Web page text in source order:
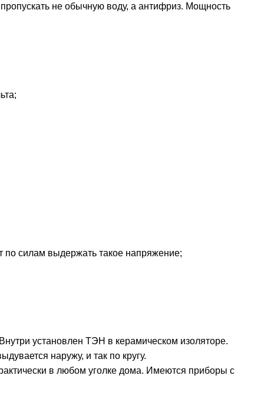
не обычную воду, а антифриз. Мощность
по силам выдержать такое напряжение;
установлен ТЭН в керамическом изоляторе.
наружу, и так по кругу.
в любом уголке дома. Имеются приборы с